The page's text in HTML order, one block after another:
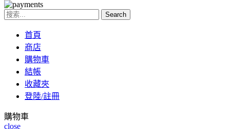
Search
首頁
商店
購物車
結帳
收藏夾
登陸/註冊
購物車
close